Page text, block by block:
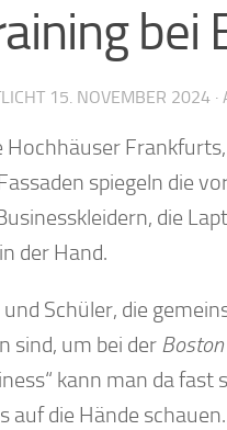
bei
15. NOVEMBER 2024
spiegeln die
die
der Hand.
Schüler, die
sind, um bei der Boston
kann man da
auf die Hände schauen.